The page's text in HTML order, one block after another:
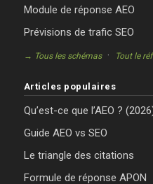
Module de réponse AEO
Prévisions de trafic SEO
→ Tous les schémas· Tout le
Articles populaires
Qu’est-ce que l’AEO ?
Guide AEO vs SEO
Le triangle des citations
Formule de réponse APON